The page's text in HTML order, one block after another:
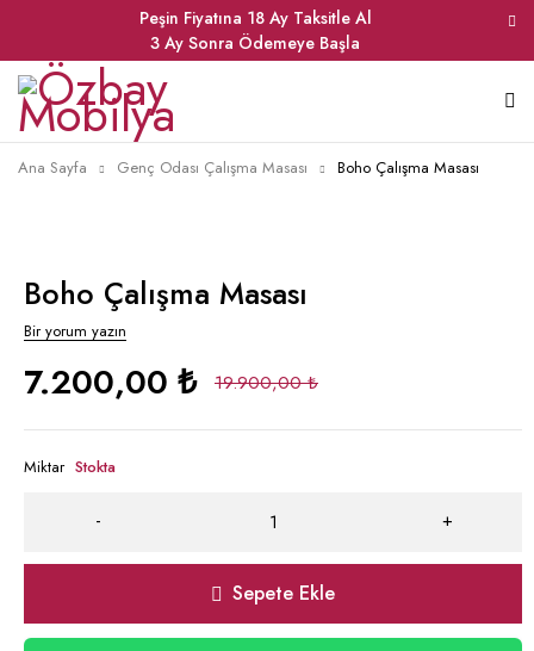
Peşin Fiyatına 18 Ay Taksitle Al
3 Ay Sonra Ödemeye Başla
Ana Sayfa Genç Odası Çalışma Masası Boho Çalışma Masası
Boho Çalışma Masası
Bir yorum yazın
19.900,00₺
7.200,00 ₺
Miktar Stokta
Sepete Ekle